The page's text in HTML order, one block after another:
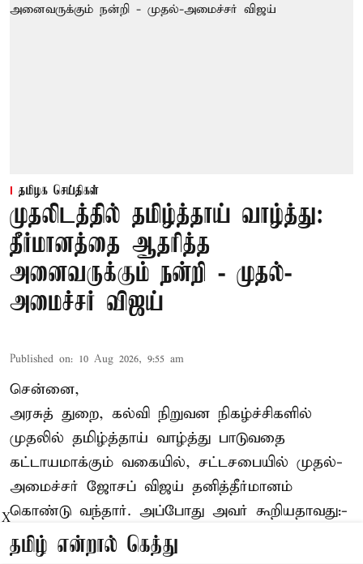
தமிழக செய்திகள்
முதலிடத்தில் தமிழ்த்தாய் வாழ்த்து:
தீர்மானத்தை ஆதரித்த
அனைவருக்கும் நன்றி - முதல்-
அமைச்சர் விஜய்
Published on: 10 Aug 2026, 9:55 am
சென்னை,
அரசுத் துறை, கல்வி நிறுவன நிகழ்ச்சிகளில்
முதலில் தமிழ்த்தாய் வாழ்த்து பாடுவதை
கட்டாயமாக்கும் வகையில், சட்டசபையில் முதல்-
அமைச்சர் ஜோசப் விஜய் தனித்தீர்மானம்
கொண்டு வந்தார். அப்போது அவர் கூறியதாவது:-
தமிழ் என்றால் கெத்து
X